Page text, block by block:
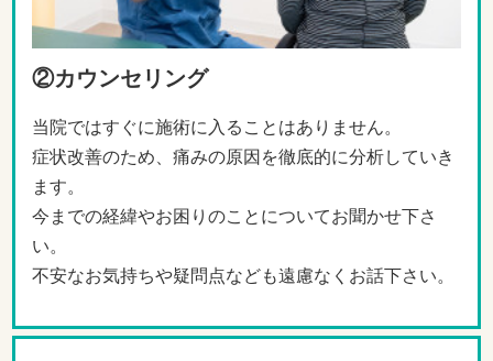
②カウンセリング
当院ではすぐに施術に入ることはありません。
症状改善のため、痛みの原因を徹底的に分析していき
ます。
今までの経緯やお困りのことについてお聞かせ下さ
い。
不安なお気持ちや疑問点なども遠慮なくお話下さい。